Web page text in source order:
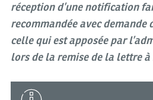
réception d’une notification
recommandée avec demande
celle qui est apposée par
lors de la remise de la lettre